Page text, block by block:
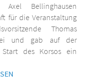
Bellinghausen
für die Veranstaltung
Thomas
und gab auf der
des Korsos ein